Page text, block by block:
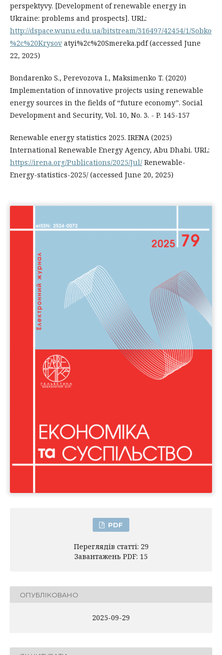
perspektyvy. [Development of renewable energy in
Ukraine: problems and prospects]. URL:
http://dspace.wunu.edu.ua/bitstream/316497/42454/1/Sobko
%2c%20Krysov atyi%2c%20Smereka.pdf (accessed June
22, 2025)
Bondarenko S., Perevozova I., Maksimenko T. (2020)
Implementation of innovative projects using renewable
energy sources in the fields of “future economy”. Social
Development and Security, Vol. 10, No. 3. - P. 145-157
Renewable energy statistics 2025. IRENA (2025)
International Renewable Energy Agency, Abu Dhabi. URL:
https://irena.org/Publications/2025/Jul/ Renewable-
Energy-statistics-2025/ (accessed June 20, 2025)
PDF
Переглядів статті: 29
Завантажень PDF: 15
ОПУБЛІКОВАНО
2025-09-29